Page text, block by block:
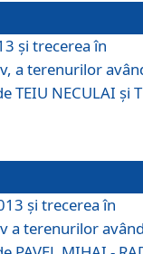
şi trecerea în
a terenurilor
NECULAI şi
şi trecerea în
a terenurilor